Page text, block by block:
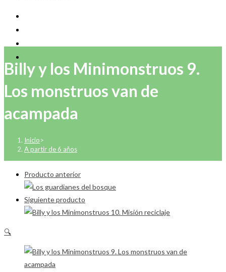
Billy y los Minimonstruos 9.
Los monstruos van de
acampada
Inicio>
A partir de 6 años
Producto anterior
Siguiente producto
🔍